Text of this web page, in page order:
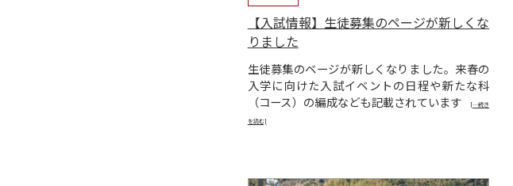
【入試情報】生徒募集のページが新しくな
りました
生徒募集のベージが新しくなりました。来春の
入学に向けた入試イベントの日程や新たな科
（コース）の編成なども記載されています
[…続き
を読む]